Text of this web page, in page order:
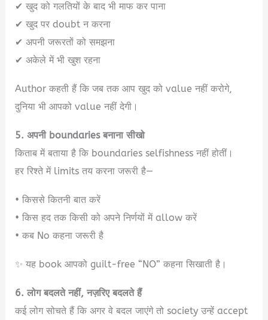
✔ खुद को गलतियों के बाद भी माफ कर पाना
✔ खुद पर doubt न करना
✔ अपनी जरूरतों को समझना
✔ अकेले में भी खुश रहना
Author कहती हैं कि जब तक आप खुद को value नहीं करोगे,
दुनिया भी आपको value नहीं देगी।
5. अपनी boundaries बनाना सीखो
किताब में बताया है कि boundaries selfishness नहीं होतीं।
हर रिश्ते में limits तय करना जरूरी है—
• किससे कितनी बात करें
• किस हद तक किसी को अपने निर्णयों में allow करें
• कब No कहना जरूरी है
✨ यह book आपको guilt-free “NO” कहना सिखाती है।
6. लोग बदलते नहीं, नज़रिए बदलते हैं
कई लोग सोचते हैं कि अगर वे बदल जाएंगे तो society उन्हें accept